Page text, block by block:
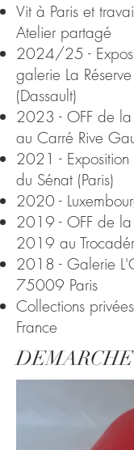
Vit à Paris et
Atelier partagé
2024/25 -
galerie La
(Dassault)
2023 - OFF de
au Carré Rive
2021 -
du Sénat (Paris)
2020 -
2019 - OFF de
2019 au
2018 - Galerie
75009 Paris
Collections
France
DEMARCHE